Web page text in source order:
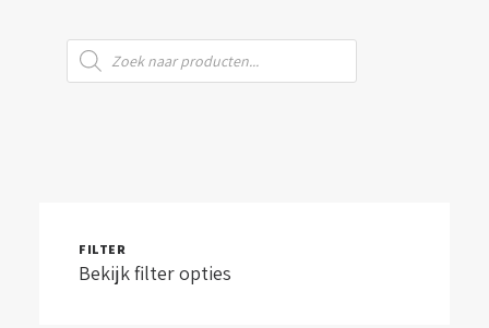
Producten
zoeken
FILTER
Bekijk filter opties